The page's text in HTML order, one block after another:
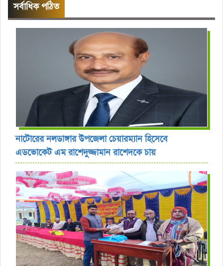
সর্বাধিক পঠিত
নাটোরের নলডাঙ্গার উপজেলা চেয়ারম্যান হিসেবে
এডভোকেট এম রাশেদুজ্জামান রাশেদকে চায়